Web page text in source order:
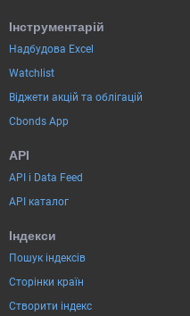
Інструментарій
Надбудова Excel
Watchlist
Віджети акцій та облігацій
Cbonds App
API
API і Data Feed
API каталог
Індекси
Пошук індексів
Сторінки країн
Створити індекс